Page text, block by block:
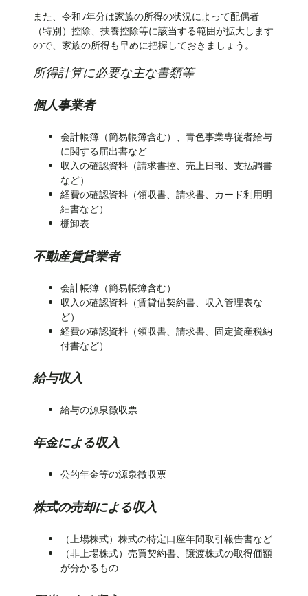
また、令和7年分は家族の所得の状況によって配偶者
（特別）控除、扶養控除等に該当する範囲が拡大します
ので、家族の所得も早めに把握しておきましょう。
所得計算に必要な主な書類等
個人事業者
会計帳簿（簡易帳簿含む）、青色事業専従者給与
に関する届出書など
収入の確認資料（請求書控、売上日報、支払調書
など）
経費の確認資料（領収書、請求書、カード利用明
細書など）
棚卸表
不動産賃貸業者
会計帳簿（簡易帳簿含む）
収入の確認資料（賃貸借契約書、収入管理表な
ど）
経費の確認資料（領収書、請求書、固定資産税納
付書など）
給与収入
給与の源泉徴収票
年金による収入
公的年金等の源泉徴収票
株式の売却による収入
（上場株式）株式の特定口座年間取引報告書など
（非上場株式）売買契約書、譲渡株式の取得価額
が分かるもの